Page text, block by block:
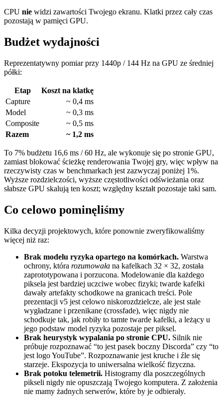
CPU nie widzi zawartości Twojego ekranu. Klatki przez cały czas
pozostają w pamięci GPU.
Budżet wydajności
Reprezentatywny pomiar przy 1440p / 144 Hz na GPU ze średniej
półki:
Etap
Koszt na klatkę
Capture
~ 0,4 ms
Model
~ 0,3 ms
Composite
~ 0,5 ms
Razem
~ 1,2 ms
To 7% budżetu 16,6 ms / 60 Hz, ale wykonuje się po stronie GPU,
zamiast blokować ścieżkę renderowania Twojej gry, więc wpływ na
rzeczywisty czas w benchmarkach jest zazwyczaj poniżej 1%.
Wyższe rozdzielczości, wyższe częstotliwości odświeżania oraz
słabsze GPU skalują ten koszt; względny kształt pozostaje taki sam.
Co celowo pominęliśmy
Kilka decyzji projektowych, które ponownie zweryfikowaliśmy
więcej niż raz:
Brak modelu ryzyka opartego na komórkach. Warstwa
ochrony, która rozumowała na kafelkach 32 × 32, została
zaprototypowana i porzucona. Modelowanie dla każdego
piksela jest bardziej uczciwe wobec fizyki; twarde kafelki
dawały artefakty schodkowe na granicach treści. Pole
prezentacji v5 jest celowo niskorozdzielcze, ale jest stale
wygładzane i przenikane (crossfade), więc nigdy nie
schodkuje tak, jak robiły to tamte twarde kafelki, a leżący u
jego podstaw model ryzyka pozostaje per piksel.
Brak heurystyk wypalania po stronie CPU. Silnik nie
próbuje rozpoznawać “to jest pasek boczny Discorda” czy “to
jest logo YouTube”. Rozpoznawanie jest kruche i źle się
starzeje. Ekspozycja to uniwersalna wielkość fizyczna.
Brak potoku telemetrii. Histogramy dla poszczególnych
pikseli nigdy nie opuszczają Twojego komputera. Z założenia
nie mamy żadnych serwerów, które by je odbierały.